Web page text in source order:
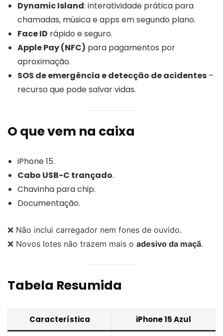
Dynamic Island: interatividade prática para
chamadas, música e apps em segundo plano.
Face ID rápido e seguro.
Apple Pay (NFC) para pagamentos por
aproximação.
SOS de emergência e detecção de acidentes –
recurso que pode salvar vidas.
O que vem na caixa
iPhone 15.
Cabo USB-C trançado.
Chavinha para chip.
Documentação.
❌ Não inclui carregador nem fones de ouvido.
❌ Novos lotes não trazem mais o adesivo da maçã.
Tabela Resumida
Característica iPhone 15 Azul